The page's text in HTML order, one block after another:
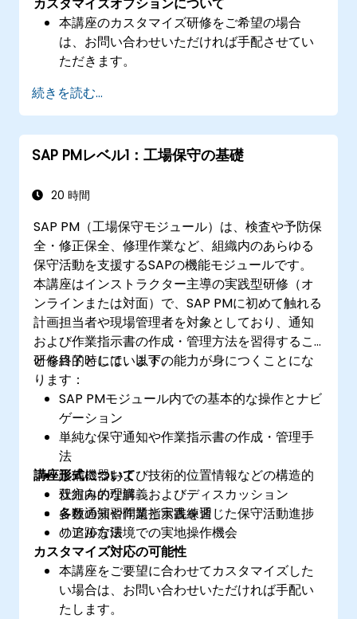
本講座のカスタマイズ研修をご希望の場合
は、お問い合わせいただければ手配させてい
ただきます。
続きを読む...
SAP PMレベル1：工場保守の基礎
20 時間
SAP PM（工場保守モジュール）は、検査や予防保
全・修正保全、修理作業など、組織内のあらゆる
保守活動を支援するSAPの機能モジュールです。
本講座はインストラクター主導の実践型研修（オ
ンラインまたは対面）で、SAP PMに初めて触れる
計画担当者や現場管理者を対象としており、通知
および作業指示書の作成・管理方法を習得するこ
とを目的としています。
研修終了時には、以下の能力が身につくことにな
ります：
SAP PMモジュール内での基本的な操作とナビ
ゲーション
単純な保守通知や作業指示書の作成・管理手
法
設備機器および技術的位置情報などの構造的
仕組みの理解
各種通知や作業指示書を通じた保守活動進捗
の追跡方法
講座形式について
双方向的な講義およびディスカッション
多数の演習問題と実践練習
リアルな環境での実地操作機会
カスタマイズ対応の可能性
本講座をご要望に合わせてカスタマイズした
い場合は、お問い合わせいただければ手配い
たします。